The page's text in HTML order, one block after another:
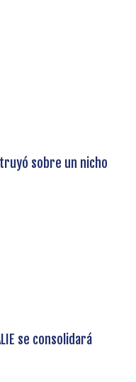
sobre un nicho
se consolidará